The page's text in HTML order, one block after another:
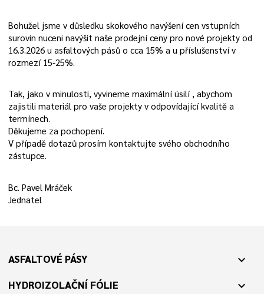
Bohužel jsme v důsledku skokového navýšení cen vstupních
surovin nuceni navýšit naše prodejní ceny pro nové projekty od
16.3.2026 u asfaltových pásů o cca 15% a u příslušenství v
rozmezí 15-25%.
Tak, jako v minulosti, vyvineme maximální úsilí , abychom
zajistili materiál pro vaše projekty v odpovídající kvalitě a
termínech.
Děkujeme za pochopení.
V případě dotazů prosím kontaktujte svého obchodního
zástupce.
Bc. Pavel Mráček
Jednatel
ASFALTOVÉ PÁSY expand_more
HYDROIZOLAČNÍ FÓLIE expand_more